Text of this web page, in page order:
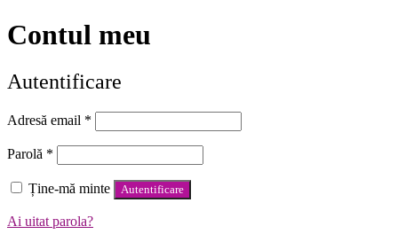
Contul meu
Autentificare
Adresă email *
Parolă *
Ține-mă minte Autentificare
Ai uitat parola?